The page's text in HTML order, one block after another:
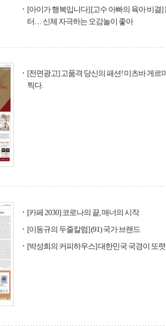
[아이가 행복입니다] [고수 아빠의 육아 비결
터… 신체 자극하는 오감놀이 좋아
[전면광고] 고품격 당신의 패션! 미츠바 게르
찍다.
[카페 2030] 코로나의 끝, 매너의 시작
[이동규의 두줄칼럼] (91) 국가 브랜드
[박성희의 커피하우스] 대한민국 국경이 또